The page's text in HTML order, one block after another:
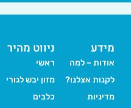
ניווט מהיר
ראשי
מזון יבש לגורי
כלבים
מידע
אודות – למה
לקנות אצלנו?
מדיניות